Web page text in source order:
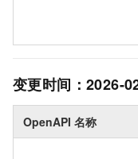
变更时间： 2026-
OpenAPI 名称